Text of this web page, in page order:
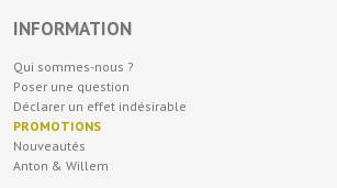
INFORMATION
Qui sommes-nous ?
Poser une question
Déclarer un effet indésirable
PROMOTIONS
Nouveautés
Anton & Willem